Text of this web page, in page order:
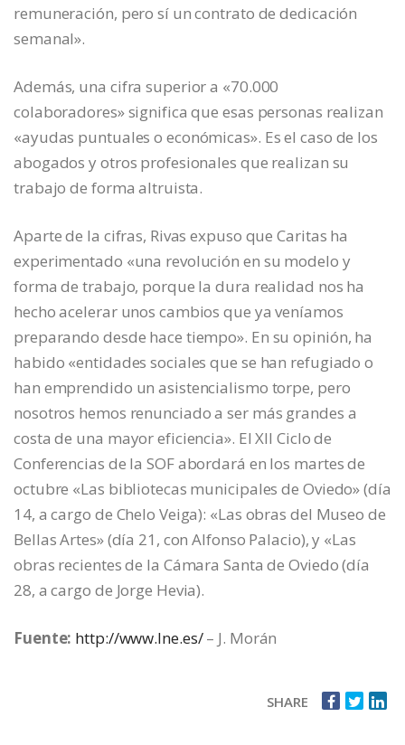
remuneración, pero sí un contrato de dedicación
semanal».
Además, una cifra superior a «70.000
colaboradores» significa que esas personas realizan
«ayudas puntuales o económicas». Es el caso de los
abogados y otros profesionales que realizan su
trabajo de forma altruista.
Aparte de la cifras, Rivas expuso que Caritas ha
experimentado «una revolución en su modelo y
forma de trabajo, porque la dura realidad nos ha
hecho acelerar unos cambios que ya veníamos
preparando desde hace tiempo». En su opinión, ha
habido «entidades sociales que se han refugiado o
han emprendido un asistencialismo torpe, pero
nosotros hemos renunciado a ser más grandes a
costa de una mayor eficiencia». El XII Ciclo de
Conferencias de la SOF abordará en los martes de
octubre «Las bibliotecas municipales de Oviedo» (día
14, a cargo de Chelo Veiga): «Las obras del Museo de
Bellas Artes» (día 21, con Alfonso Palacio), y «Las
obras recientes de la Cámara Santa de Oviedo (día
28, a cargo de Jorge Hevia).
Fuente: http://www.lne.es/– J. Morán
SHARE